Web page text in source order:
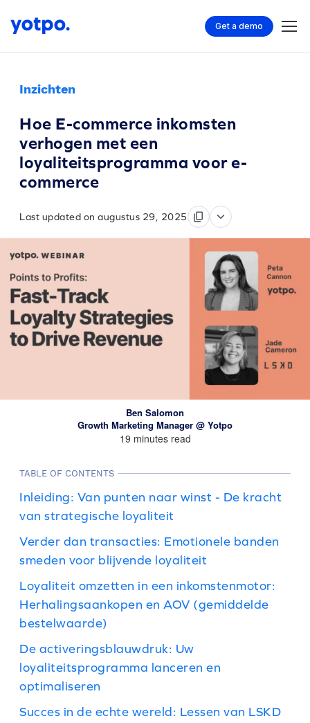
Get a demo
Inzichten
Hoe E-commerce inkomsten
verhogen met een
loyaliteitsprogramma voor e-
commerce
Last updated on augustus 29, 2025
Ben Salomon
Growth Marketing Manager @ Yotpo
19 minutes read
TABLE OF CONTENTS
Inleiding: Van punten naar winst - De kracht
van strategische loyaliteit
Verder dan transacties: Emotionele banden
smeden voor blijvende loyaliteit
Loyaliteit omzetten in een inkomstenmotor:
Herhalingsaankopen en AOV (gemiddelde
bestelwaarde)
De activeringsblauwdruk: Uw
loyaliteitsprogramma lanceren en
optimaliseren
Succes in de echte wereld: Lessen van LSKD